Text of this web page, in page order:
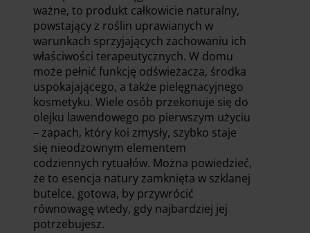
ważne, to produkt całkowicie naturalny,
powstający z roślin uprawianych w
warunkach sprzyjających zachowaniu ich
właściwości terapeutycznych. W domu
może pełnić funkcję odświeżacza, środka
uspokajającego, a także pielęgnacyjnego
kosmetyku. Wiele osób przekonuje się do
olejku lawendowego po pierwszym użyciu
– zapach, który koi zmysły, szybko staje
się nieodzownym elementem
codziennych rytuałów. Można powiedzieć,
że to esencja natury zamknięta w szklanej
butelce, gotowa, by przywrócić
równowagę wtedy, gdy najbardziej jej
potrzebujesz.